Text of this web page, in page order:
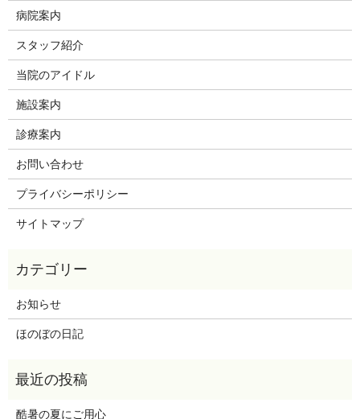
病院案内
スタッフ紹介
当院のアイドル
施設案内
診療案内
お問い合わせ
プライバシーポリシー
サイトマップ
お知らせ
ほのぼの日記
酷暑の夏にご用心